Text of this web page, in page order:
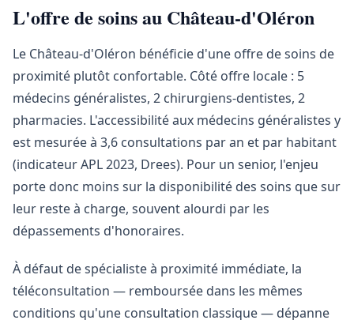
L'offre de soins au Château-d'Oléron
Le Château-d'Oléron bénéficie d'une offre de soins de
proximité plutôt confortable. Côté offre locale : 5
médecins généralistes, 2 chirurgiens-dentistes, 2
pharmacies. L'accessibilité aux médecins généralistes y
est mesurée à 3,6 consultations par an et par habitant
(indicateur APL 2023, Drees). Pour un senior, l'enjeu
porte donc moins sur la disponibilité des soins que sur
leur reste à charge, souvent alourdi par les
dépassements d'honoraires.
À défaut de spécialiste à proximité immédiate, la
téléconsultation — remboursée dans les mêmes
conditions qu'une consultation classique — dépanne